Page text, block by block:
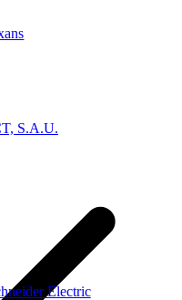
S.A.U.
Electric